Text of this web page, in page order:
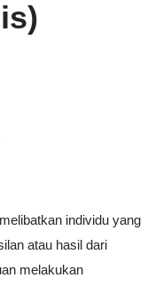
individu yang
atau hasil dari
melakukan